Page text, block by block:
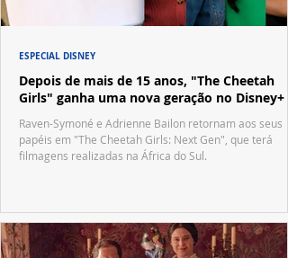
Depois de mais de 15 anos, "The Cheetah
Girls" ganha uma nova geração no Disney+
Raven-Symoné e Adrienne Bailon retornam aos seus
papéis em "The Cheetah Girls: Next Gen", que terá
filmagens realizadas na África do Sul.
ESPECIAL DISNEY